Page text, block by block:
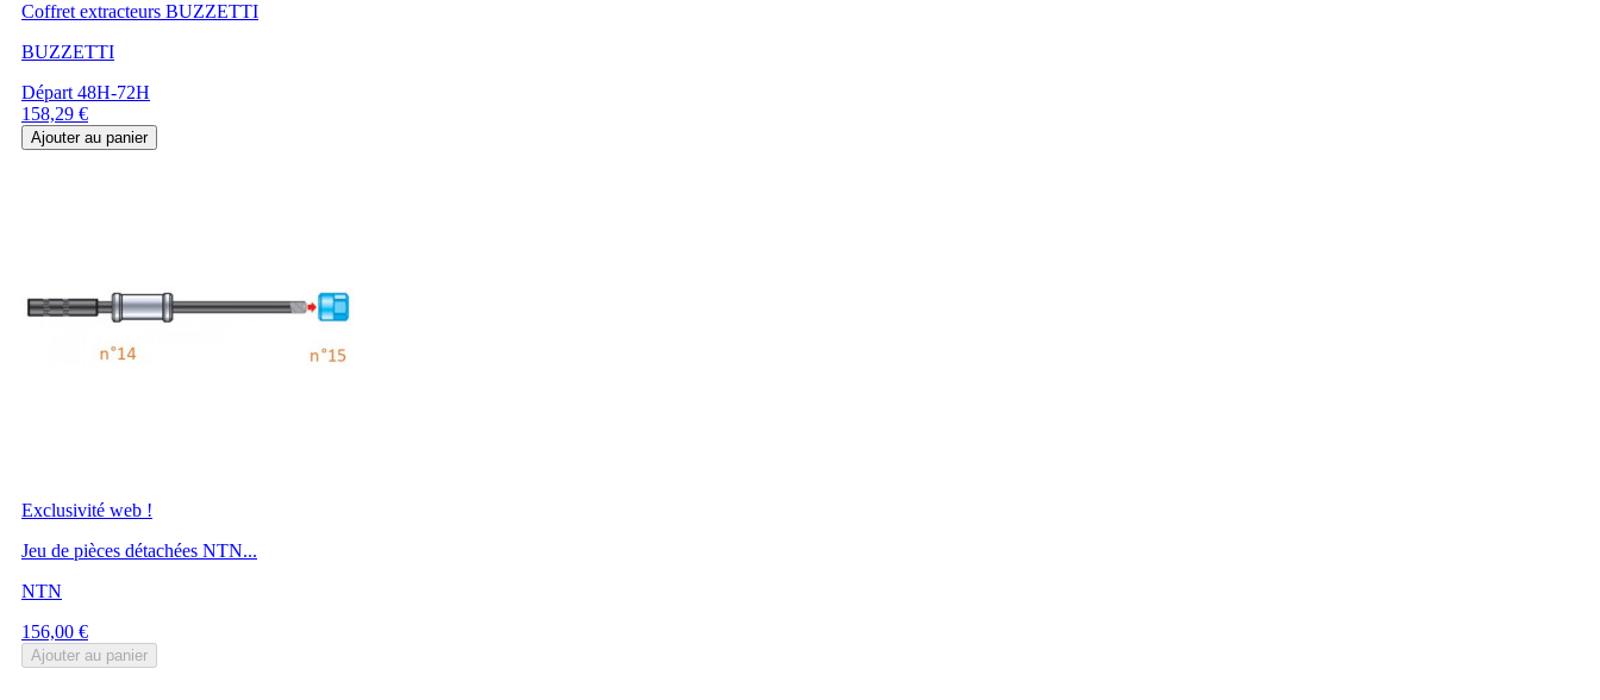
Coffret extracteurs BUZZETTI
BUZZETTI
Départ 48H-72H
Prix
158,29 €
Ajouter au panier
Exclusivité web !
Jeu de pièces détachées NTN...
NTN
Prix
156,00 €
Ajouter au panier